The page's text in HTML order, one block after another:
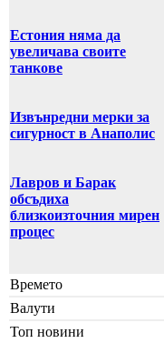
Естония няма да
увеличава своите
танкове
Извънредни мерки за
сигурност в Анаполис
Лавров и Барак
обсъдиха
близкоизточния мирен
процес
Времето
Валути
Топ новини